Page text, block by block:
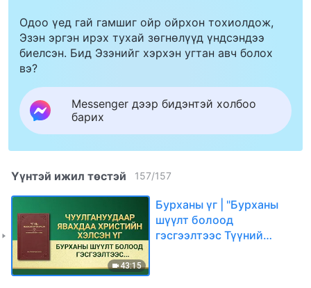
Одоо үед гай гамшиг ойр ойрхон тохиолдож,
Эзэн эргэн ирэх тухай зөгнөлүүд үндсэндээ
биелсэн. Бид Эзэнийг хэрхэн угтан авч болох
вэ?
Messenger дээр бидэнтэй холбоо
барих
Үүнтэй ижил төстэй 157/157
43:15
Бурханы үг | "Бурханы
шүүлт болоод
гэсгээлтээс Түүний